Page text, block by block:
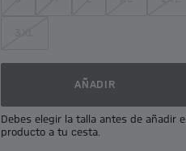
AÑADIR
Debes elegir la talla antes de añadir el
producto a tu cesta.